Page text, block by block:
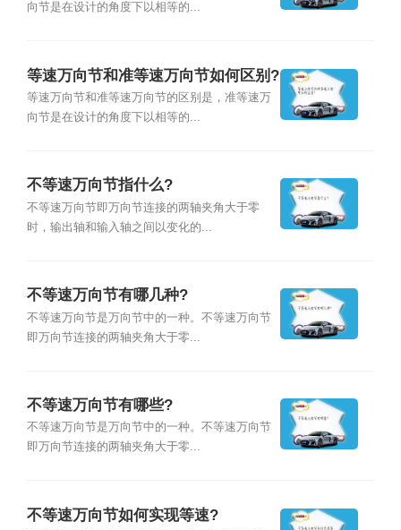
向节是在设计的角度下以相等的...
等速万向节和准等速万向节如何区别?
等速万向节和准等速万向节的区别是，准等速万
向节是在设计的角度下以相等的...
不等速万向节指什么?
不等速万向节即万向节连接的两轴夹角大于零
时，输出轴和输入轴之间以变化的...
不等速万向节有哪几种?
不等速万向节是万向节中的一种。不等速万向节
即万向节连接的两轴夹角大于零...
不等速万向节有哪些?
不等速万向节是万向节中的一种。不等速万向节
即万向节连接的两轴夹角大于零...
不等速万向节如何实现等速?